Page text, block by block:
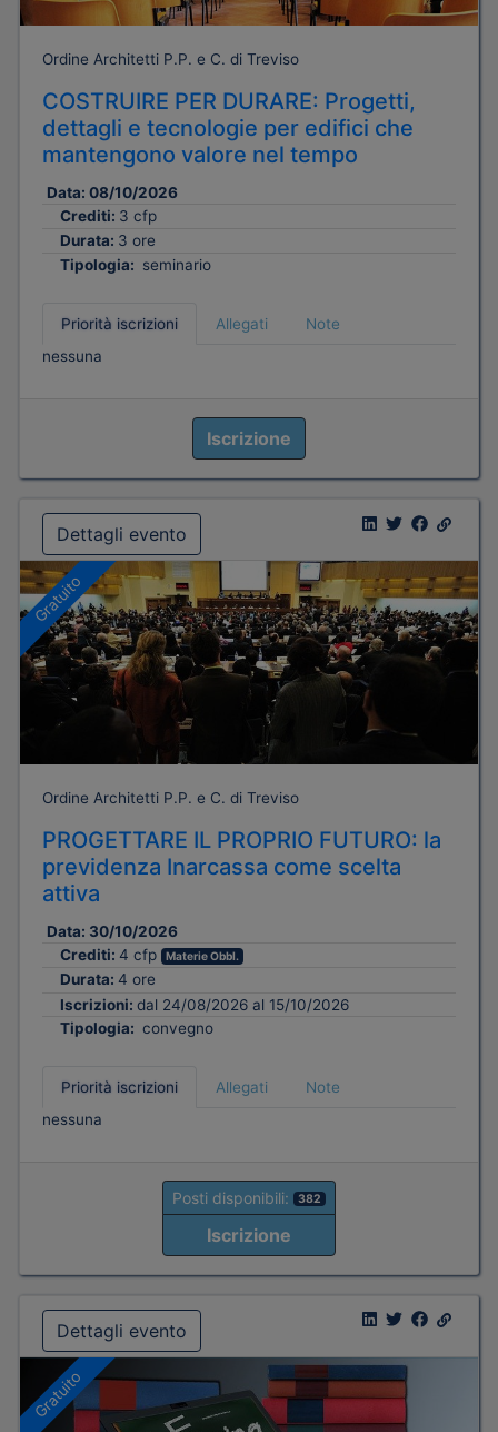
Ordine Architetti P.P. e C. di Treviso
COSTRUIRE PER DURARE: Progetti,
dettagli e tecnologie per edifici che
mantengono valore nel tempo
Data: 08/10/2026
Crediti: 3 cfp
Durata: 3 ore
Tipologia: seminario
Priorità iscrizioni Allegati
Note
nessuna
Iscrizione
Dettagli evento
Gratuito
Ordine Architetti P.P. e C. di Treviso
PROGETTARE IL PROPRIO FUTURO: la
previdenza Inarcassa come scelta
attiva
Data: 30/10/2026
Crediti: 4 cfp Materie Obbl.
Durata: 4 ore
Iscrizioni: dal 24/08/2026 al 15/10/2026
Tipologia: convegno
Priorità iscrizioni Allegati
Note
nessuna
Posti disponibili: 382
Iscrizione
Dettagli evento
Gratuito